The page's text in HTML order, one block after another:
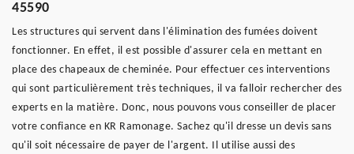
45590
Les structures qui servent dans l'élimination des fumées doivent
fonctionner. En effet, il est possible d'assurer cela en mettant en
place des chapeaux de cheminée. Pour effectuer ces interventions
qui sont particulièrement très techniques, il va falloir rechercher des
experts en la matière. Donc, nous pouvons vous conseiller de placer
votre confiance en KR Ramonage. Sachez qu'il dresse un devis sans
qu'il soit nécessaire de payer de l'argent. Il utilise aussi des